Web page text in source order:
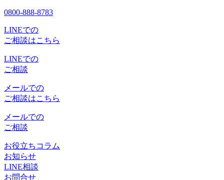
0800-888-8783
LINEでの
ご相談はこちら
LINEでの
ご相談
メールでの
ご相談はこちら
メールでの
ご相談
お役立ちコラム
お知らせ
LINE相談
お問合せ